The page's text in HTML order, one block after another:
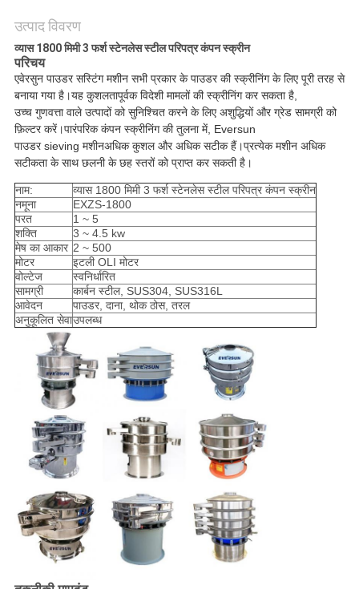
गोपनीयता
नीति
उत्पाद विवरण
व्यास 1800 मिमी 3 फर्श स्टेनलेस स्टील परिपत्र कंपन स्क्रीन
परिचय
एवेरसुन पाउडर सस्टिंग मशीन सभी प्रकार के पाउडर की स्क्रीनिंग के लिए पूरी तरह से
बनाया गया है।यह कुशलतापूर्वक विदेशी मामलों की स्क्रीनिंग कर सकता है,
उच्च गुणवत्ता वाले उत्पादों को सुनिश्चित करने के लिए अशुद्धियों और ग्रेड सामग्री को
फ़िल्टर करें।पारंपरिक कंपन स्क्रीनिंग की तुलना में, Eversun
पाउडर sieving मशीनअधिक कुशल और अधिक सटीक हैं।प्रत्येक मशीन अधिक
सटीकता के साथ छलनी के छह स्तरों को प्राप्त कर सकती है।
नाम:
व्यास 1800 मिमी 3 फर्श स्टेनलेस स्टील परिपत्र कंपन स्क्रीन
नमूना
EXZS-1800
परत
1 ~ 5
शक्ति
3 ~ 4.5 kw
मेष का आकार 2 ~ 500
मोटर
इटली OLI मोटर
वोल्टेज
स्वनिर्धारित
सामग्री
कार्बन स्टील, SUS304, SUS316L
आवेदन
पाउडर, दाना, थोक ठोस, तरल
अनुकूलित सेवाउपलब्ध